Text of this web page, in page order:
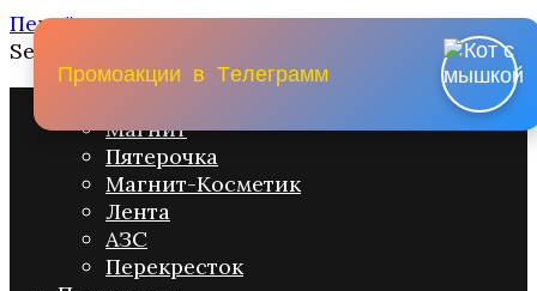
Перейти к содержанию
Search for:
Магнит
Пятерочка
Магнит-Косметик
Лента
АЗС
Перекресток
Промоакции в Телеграмм